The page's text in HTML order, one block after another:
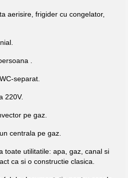
aerisire, frigider cu congelator,
.
separat.
220V.
pe gaz.
centrala pe gaz.
toate utilitatile: apa, gaz, canal si
ca si o constructie clasica.